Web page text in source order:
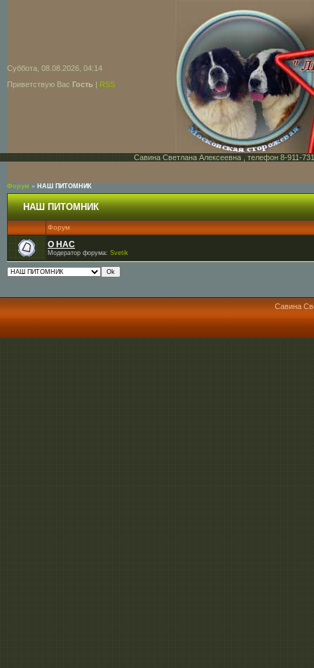
Суббота, 08.08.2026, 04:14
Приветствую Вас Гость | RSS
Савина Светлана Алексеевна , телефон 8-911-
Форум » НАШ ПИТОМНИК
НАШ ПИТОМНИК
Форум
О НАС
Модератор форума: Svetik
Савина